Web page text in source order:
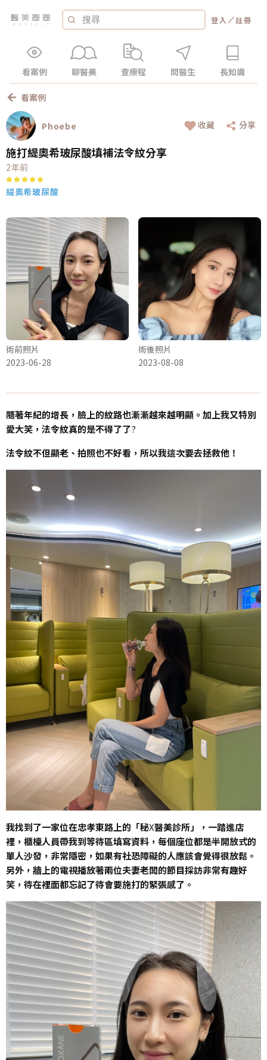
登入 ／註冊
看案例 聊醫美 查療程 問醫生 長知識
看案例
Phoebe 收藏 分享
施打緹奧希玻尿酸填補法令紋分享
2年前
緹奧希玻尿酸
術前照片
2023-06-28
術後照片
2023-08-08
隨著年紀的增長，臉上的紋路也漸漸越來越明顯。加上我又特別
愛大笑，法令紋真的是不得了了?
法令紋不但顯老、拍照也不好看，所以我這次要去拯救他！
我找到了一家位在忠孝東路上的「秘X醫美診所」，一踏進店
裡，櫃檯人員帶我到等待區填寫資料，每個座位都是半開放式的
單人沙發，非常隱密，如果有社恐障礙的人應該會覺得很放鬆。
另外，牆上的電視播放著兩位夫妻老闆的節目採訪非常有趣好
笑，待在裡面都忘記了待會要施打的緊張感了。